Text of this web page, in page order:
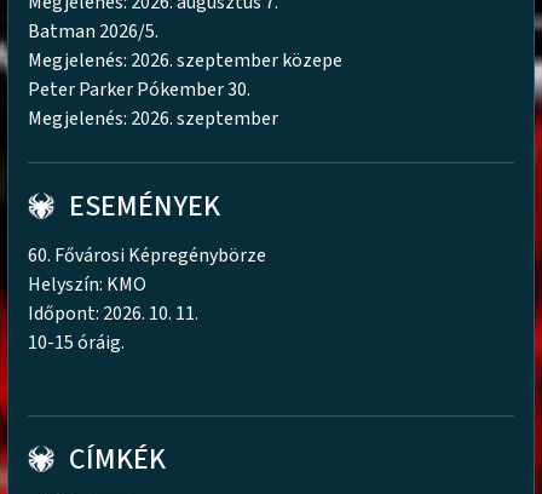
Batman 2026/5.
Megjelenés: 2026. szeptember közepe
Peter Parker Pókember 30.
Megjelenés: 2026. szeptember
ESEMÉNYEK
60. Fővárosi Képregénybörze
Helyszín: KMO
Időpont: 2026. 10. 11.
10-15 óráig.
CÍMKÉK